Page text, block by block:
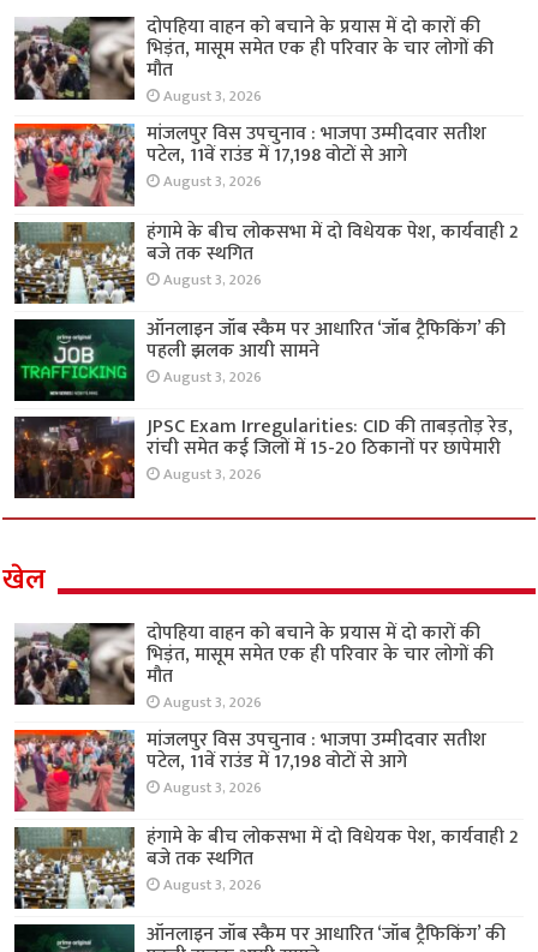
दोपहिया वाहन को बचाने के प्रयास में दो कारों की
भिड़ंत, मासूम समेत एक ही परिवार के चार लोगों की
मौत
August 3, 2026
मांजलपुर विस उपचुनाव : भाजपा उम्मीदवार सतीश
पटेल, 11वें राउंड में 17,198 वोटों से आगे
August 3, 2026
हंगामे के बीच लोकसभा में दो विधेयक पेश, कार्यवाही 2
बजे तक स्थगित
August 3, 2026
ऑनलाइन जॉब स्कैम पर आधारित ‘जॉब ट्रैफिकिंग’ की
पहली झलक आयी सामने
August 3, 2026
JPSC Exam Irregularities: CID की ताबड़तोड़ रेड,
रांची समेत कई जिलों में 15-20 ठिकानों पर छापेमारी
August 3, 2026
खेल
दोपहिया वाहन को बचाने के प्रयास में दो कारों की
भिड़ंत, मासूम समेत एक ही परिवार के चार लोगों की
मौत
August 3, 2026
मांजलपुर विस उपचुनाव : भाजपा उम्मीदवार सतीश
पटेल, 11वें राउंड में 17,198 वोटों से आगे
August 3, 2026
हंगामे के बीच लोकसभा में दो विधेयक पेश, कार्यवाही 2
बजे तक स्थगित
August 3, 2026
ऑनलाइन जॉब स्कैम पर आधारित ‘जॉब ट्रैफिकिंग’ की